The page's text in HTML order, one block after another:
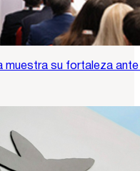
muestra su fortaleza